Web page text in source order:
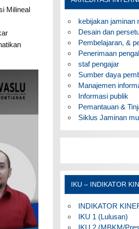
Milineal
kebijakan jaminan
Desain dan
Pembelajaran, &
Penerimaan
staf pengajar
Sumber daya
Manajemen
Informasi publik
Pemantauan &
Siklus Jaminan
IKU – INDIKATOR
INDIKATOR
IKU 1 (Lulusan)
IKU 2 (MBKM/